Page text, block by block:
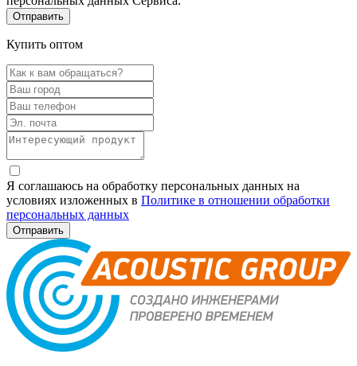
Купить оптом
Я соглашаюсь на обработку персональных данных на
условиях изложенных в Политике в отношении обработки
персональных данных